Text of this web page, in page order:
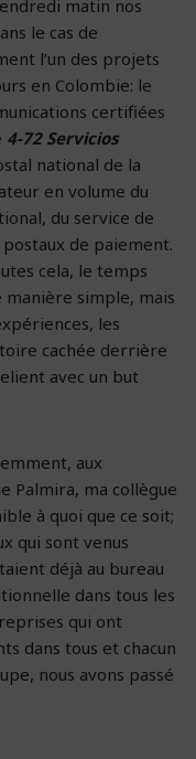
matin nos
le cas de
l’un des projets
en Colombie: le
certifiées
4-72 Servicios
national de la
en volume du
du service de
de paiement.
cela, le temps
simple, mais
les
cachée derrière
avec un but
aux
Palmira, ma collègue
à quoi que ce soit;
qui sont venus
déjà au bureau
dans tous les
qui ont
dans tous et chacun
nous avons passé